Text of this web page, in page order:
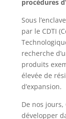
procédures
Sous
par le CDTI
recherche
produits
élevée de
d’expansion.
De nos
développer